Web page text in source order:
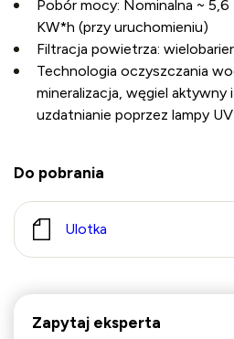
Pobór mocy: Nominalna ~ 5,6
KW*h (przy uruchomieniu)
Filtracja powietrza:
Technologia oczyszczania
mineralizacja, węgiel aktywny
uzdatnianie poprzez lampy UV
Do pobrania
Ulotka
Zapytaj eksperta